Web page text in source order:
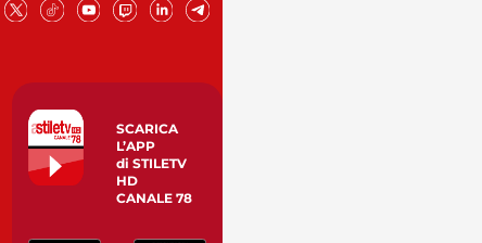
SCARICA
L’APP
di STILETV
HD
CANALE 78